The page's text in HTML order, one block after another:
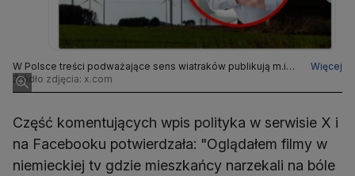
W Polsce treści podważające sens wiatraków publikują m.in.
prawicowi politycy
Więcej
Źródło zdjęcia: x.com
Część komentujących wpis polityka w serwisie X i
na Facebooku potwierdzała: "Oglądałem filmy w
niemieckiej tv gdzie mieszkańcy narzekali na bóle